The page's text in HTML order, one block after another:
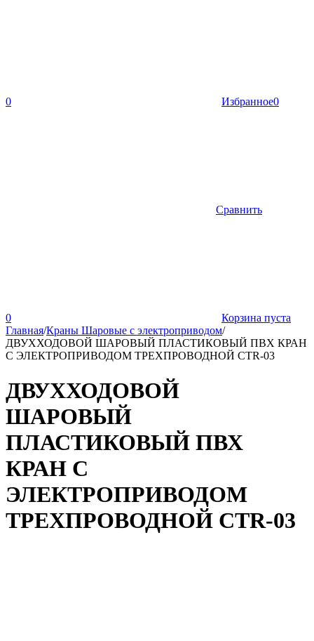
0 Избранное0
Сравнить
0
Корзина пуста
Главная/Краны Шаровые с электроприводом/
ДВУХХОДОВОЙ ШАРОВЫЙ ПЛАСТИКОВЫЙ ПВХ КРАН
С ЭЛЕКТРОПРИВОДОМ ТРЕХПРОВОДНОЙ CTR-03
ДВУХХОДОВОЙ
ШАРОВЫЙ
ПЛАСТИКОВЫЙ ПВХ
КРАН С
ЭЛЕКТРОПРИВОДОМ
ТРЕХПРОВОДНОЙ CTR-03